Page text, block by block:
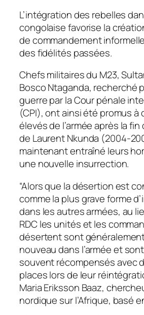
L’intégration des rebelles
congolaise favorise la
de commandement
des fidélités passées.
Chefs militaires du M23,
Bosco Ntaganda, recherché
guerre par la Cour pénale
(CPI), ont ainsi été promus à
élevés de l’armée après la
de Laurent Nkunda (2004-
maintenant entraîné leurs
une nouvelle insurrection.
“Alors que la désertion est
comme la plus grave forme
dans les autres armées, au
RDC les unités et les
désertent sont
nouveau dans l’armée et
souvent récompensés avec
places lors de leur
Maria Eriksson Baaz,
nordique sur l’Afrique, basé